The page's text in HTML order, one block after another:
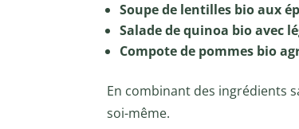
Soupe de lentilles bio aux
Salade de quinoa bio avec
Compote de pommes bio
En combinant des ingrédients
soi-même.